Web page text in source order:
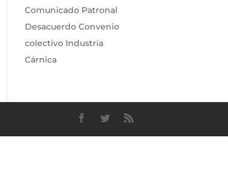
Comunicado Patronal
Desacuerdo Convenio
colectivo Industria
Cárnica